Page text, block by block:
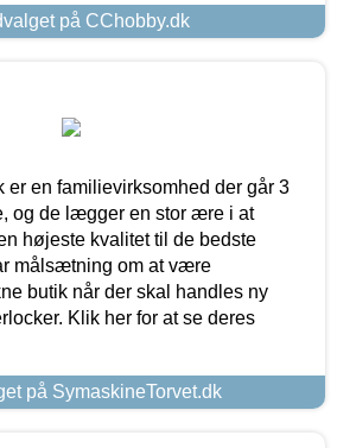
på CChobby.dk
er en familievirksomhed der går 3
og de lægger en stor ære i at
højeste kvalitet til de bedste
målsætning om at være
butik når der skal handles ny
Klik her for at se deres
på SymaskineTorvet.dk